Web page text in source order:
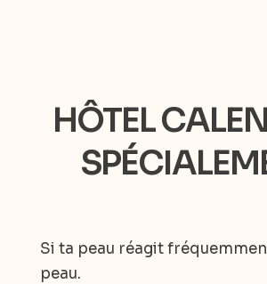
HÔTEL
Si ta peau réagit
peau.